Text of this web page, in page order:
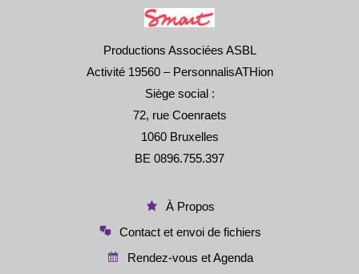
Productions Associées ASBL
Activité 19560 – PersonnalisATHion
Siège social :
72, rue Coenraets
1060 Bruxelles
BE 0896.755.397
À Propos
Contact et envoi de fichiers
Rendez-vous et Agenda